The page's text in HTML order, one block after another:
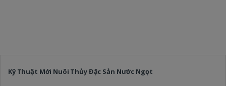
Kỹ Thuật Mới Nuôi Thủy Đặc Sản Nước Ngọt